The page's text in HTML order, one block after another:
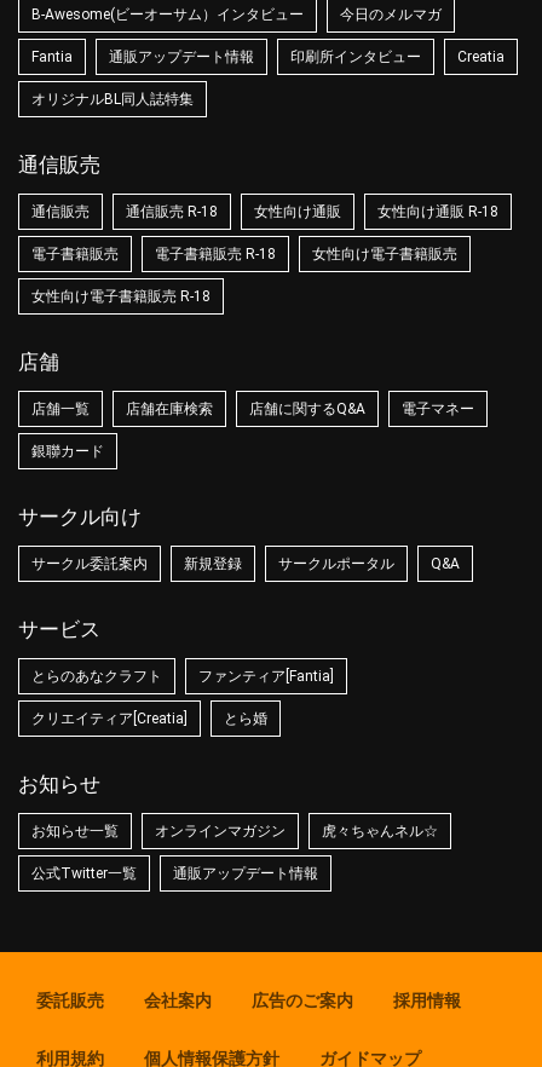
B-Awesome(ビーオーサム）インタビュー 今日のメルマガ
Fantia 通販アップデート情報 印刷所インタビュー Creatia
オリジナルBL同人誌特集
通信販売
通信販売 通信販売 R-18 女性向け通販 女性向け通販 R-18
電子書籍販売 電子書籍販売 R-18 女性向け電子書籍販売
女性向け電子書籍販売 R-18
店舗
店舗一覧 店舗在庫検索 店舗に関するQ&A 電子マネー
銀聯カード
サークル向け
サークル委託案内 新規登録 サークルポータル Q&A
サービス
とらのあなクラフト ファンティア[Fantia]
クリエイティア[Creatia] とら婚
お知らせ
お知らせ一覧 オンラインマガジン 虎々ちゃんネル☆
公式Twitter一覧 通販アップデート情報
委託販売 会社案内 広告のご案内 採用情報
利用規約 個人情報保護方針 ガイドマップ